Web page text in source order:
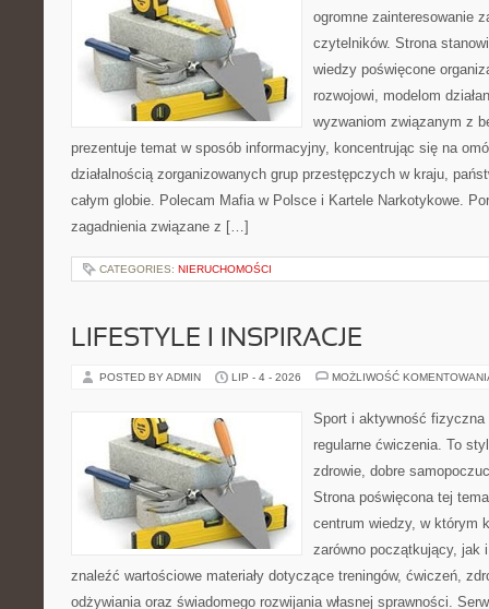
ogromne zainteresowanie
czytelników. Strona
wiedzy poświęcone
rozwojowi, modelom
wyzwaniom związanym z
prezentuje temat w sposób informacyjny, koncentrując się na
działalnością zorganizowanych grup przestępczych w kraju,
całym globie. Polecam Mafia w Polsce i Kartele Narkotykowe.
zagadnienia związane z […]
CATEGORIES: NIERUCHOMOŚCI
LIFESTYLE I INSPIRACJE
POSTED BY ADMIN LIP - 4 - 2026 MOŻLIWOŚĆ
Sport i aktywność
regularne ćwiczenia. To
zdrowie, dobre
Strona poświęcona tej
centrum wiedzy, w którym
zarówno początkujący, jak
znaleźć wartościowe materiały dotyczące treningów, ćwiczeń,
odżywiania oraz świadomego rozwijania własnej sprawności.